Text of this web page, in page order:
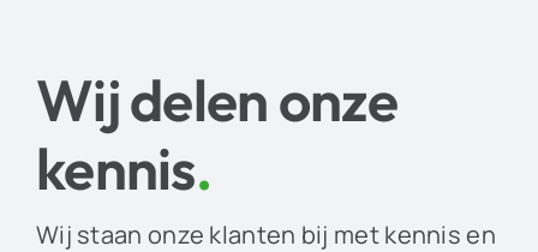
Wij delen onze
kennis.
Wij staan onze klanten bij met kennis en